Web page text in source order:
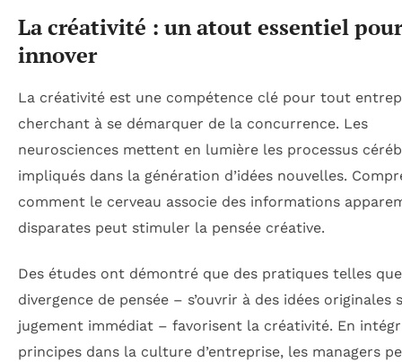
La créativité : un atout essentiel pour
innover
La créativité est une compétence clé pour tout
cherchant à se démarquer de la concurrence. Les
neurosciences mettent en lumière les processus
impliqués dans la génération d’idées nouvelles.
comment le cerveau associe des informations
disparates peut stimuler la pensée créative.
Des études ont démontré que des pratiques telles
divergence de pensée – s’ouvrir à des idées originales
jugement immédiat – favorisent la créativité. En
principes dans la culture d’entreprise, les managers